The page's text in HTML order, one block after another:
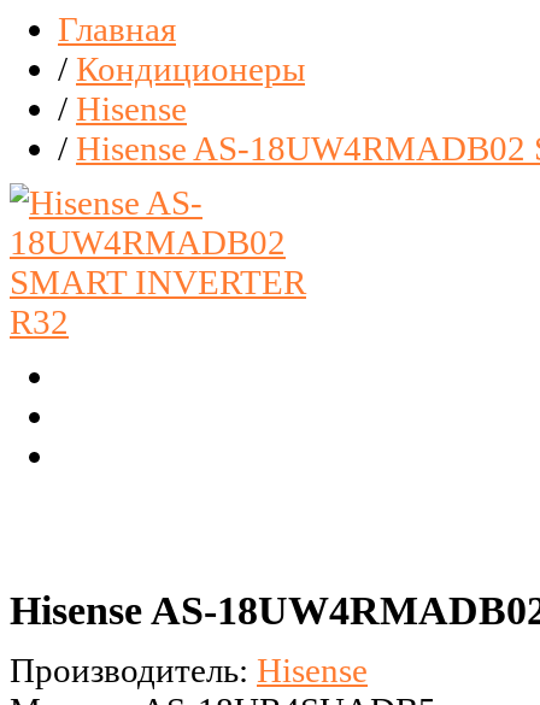
Главная
/ Кондиционеры
/ Hisense
/ Hisense AS-
Hisense AS-
Производитель: Hisense